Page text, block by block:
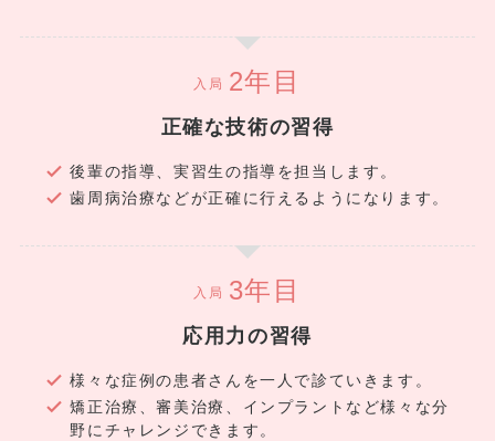
入局
正確な技術の習得
後輩の指導、実習生の指導を担当します。
歯周病治療などが正確に行えるようになります。
入局
応用力の習得
様々な症例の患者さんを一人で診ていきます。
矯正治療、審美治療、インプラントなど様々な分
野にチャレンジできます。